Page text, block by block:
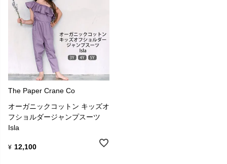
The Paper Crane Co
オーガニックコットン キッズオ
フショルダージャンプスーツ
Isla
¥ 12,100